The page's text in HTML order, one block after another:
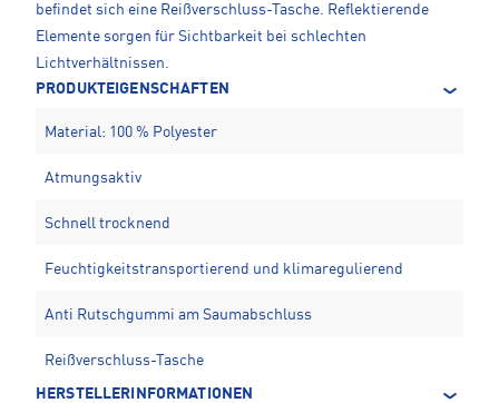
befindet sich eine Reißverschluss-Tasche. Reflektierende
Elemente sorgen für Sichtbarkeit bei schlechten
Lichtverhältnissen.
PRODUKTEIGENSCHAFTEN
Material: 100 % Polyester
Atmungsaktiv
Schnell trocknend
Feuchtigkeitstransportierend und klimaregulierend
Anti Rutschgummi am Saumabschluss
Reißverschluss-Tasche
HERSTELLERINFORMATIONEN